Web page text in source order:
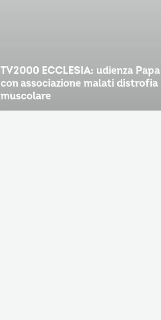
TV2000 ECCLESIA: udienza Papa
con associazione malati distrofia
muscolare